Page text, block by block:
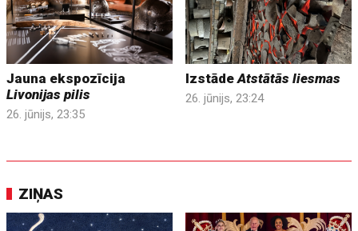
Jauna ekspozīcija
Livonijas pilis
26. jūnijs, 23:35
IzstādeAtstātās liesmas
26. jūnijs, 23:24
ZIŅAS